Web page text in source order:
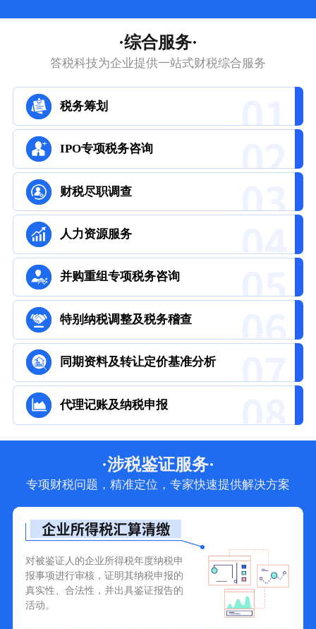
·综合服务·
答税科技为企业提供一站式财税综合服务
税务筹划
IPO专项税务咨询
财税尽职调查
人力资源服务
并购重组专项税务咨询
特别纳税调整及税务稽查
同期资料及转让定价基准分析
代理记账及纳税申报
·涉税鉴证服务·
专项财税问题，精准定位，专家快速提供解决方案
对被鉴证人的企业所得税年度纳税申
报事项进行审核，证明其纳税申报的
真实性、合法性，并出具鉴证报告的
活动。